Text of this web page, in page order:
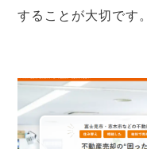
することが大切です。